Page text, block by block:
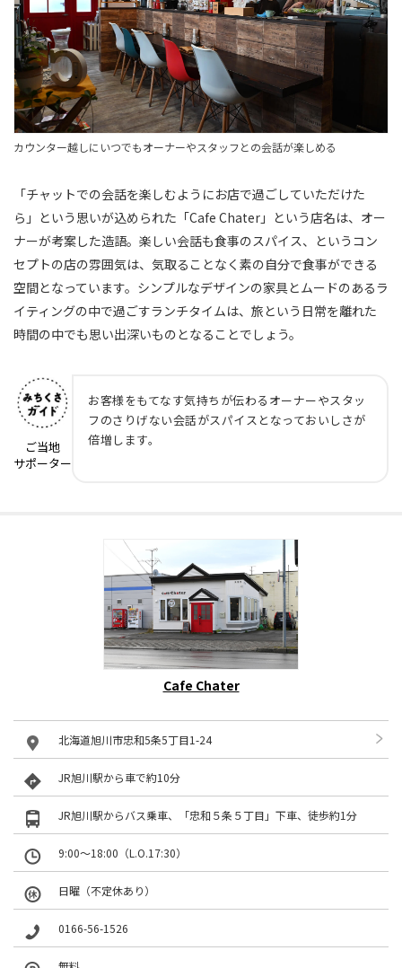
カウンター越しにいつでもオーナーやスタッフとの会話が楽しめる
「チャットでの会話を楽しむようにお店で過ごしていただけた
ら」という思いが込められた「Cafe Chater」という店名は、オー
ナーが考案した造語。楽しい会話も食事のスパイス、というコン
セプトの店の雰囲気は、気取ることなく素の自分で食事ができる
空間となっています。シンプルなデザインの家具とムードのあるラ
イティングの中で過ごすランチタイムは、旅という日常を離れた
時間の中でも思い出深いものとなることでしょう。
ご当地
サポーター
お客様をもてなす気持ちが伝わるオーナーやスタッ
フのさりげない会話がスパイスとなっておいしさが
倍増します。
Cafe Chater
北海道旭川市忠和5条5丁目1-24
JR旭川駅から車で約10分
JR旭川駅からバス乗車、「忠和５条５丁目」下車、徒歩約1分
9:00〜18:00（L.O.17:30）
日曜（不定休あり）
0166-56-1526